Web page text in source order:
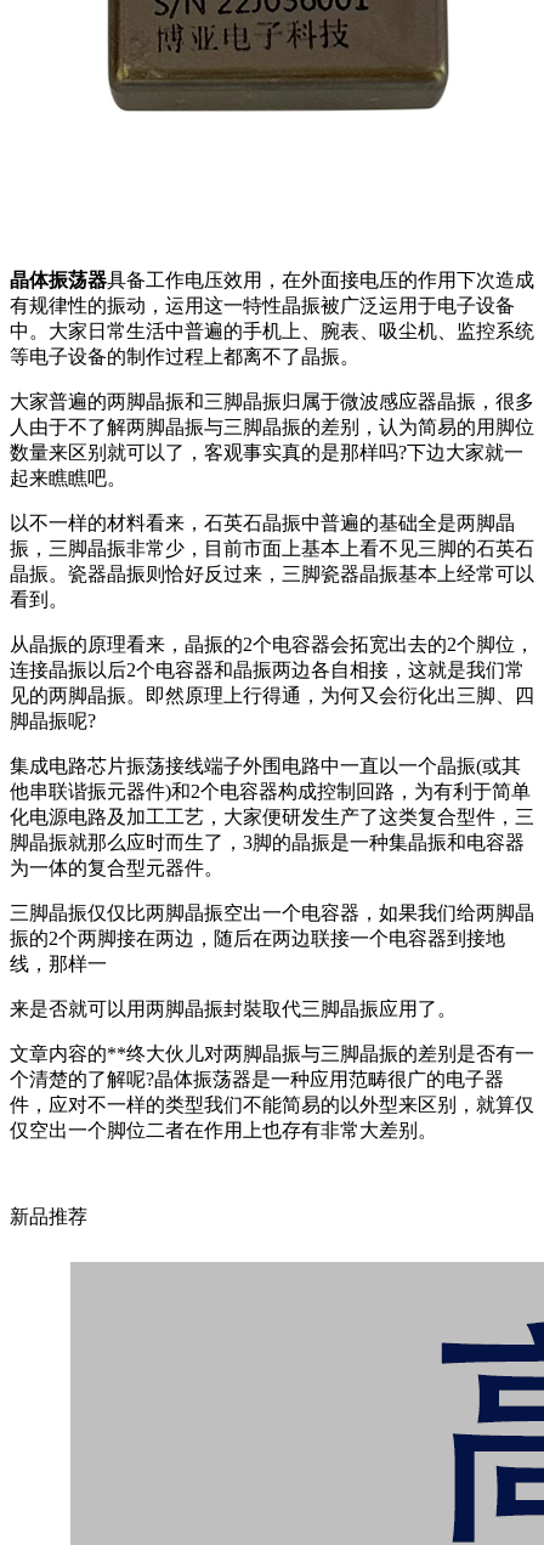
晶体振荡器具备工作电压效用，在外面接电压的作用下次造成
有规律性的振动，运用这一特性晶振被广泛运用于电子设备
中。大家日常生活中普遍的手机上、腕表、吸尘机、监控系统
等电子设备的制作过程上都离不了晶振。
大家普遍的两脚晶振和三脚晶振归属于微波感应器晶振，很多
人由于不了解两脚晶振与三脚晶振的差别，认为简易的用脚位
数量来区别就可以了，客观事实真的是那样吗?下边大家就一
起来瞧瞧吧。
以不一样的材料看来，石英石晶振中普遍的基础全是两脚晶
振，三脚晶振非常少，目前市面上基本上看不见三脚的石英石
晶振。瓷器晶振则恰好反过来，三脚瓷器晶振基本上经常可以
看到。
从晶振的原理看来，晶振的2个电容器会拓宽出去的2个脚位，
连接晶振以后2个电容器和晶振两边各自相接，这就是我们常
见的两脚晶振。即然原理上行得通，为何又会衍化出三脚、四
脚晶振呢?
集成电路芯片振荡接线端子外围电路中一直以一个晶振(或其
他串联谐振元器件)和2个电容器构成控制回路，为有利于简单
化电源电路及加工工艺，大家便研发生产了这类复合型件，三
脚晶振就那么应时而生了，3脚的晶振是一种集晶振和电容器
为一体的复合型元器件。
三脚晶振仅仅比两脚晶振空出一个电容器，如果我们给两脚晶
振的2个两脚接在两边，随后在两边联接一个电容器到接地
线，那样一
来是否就可以用两脚晶振封裝取代三脚晶振应用了。
文章内容的**终大伙儿对两脚晶振与三脚晶振的差别是否有一
个清楚的了解呢?晶体振荡器是一种应用范畴很广的电子器
件，应对不一样的类型我们不能简易的以外型来区别，就算仅
仅空出一个脚位二者在作用上也存有非常大差别。
新品推荐